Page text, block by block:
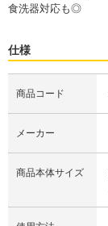
食洗器対応も◎
仕様
商品コード
メーカー
商品本体サイズ